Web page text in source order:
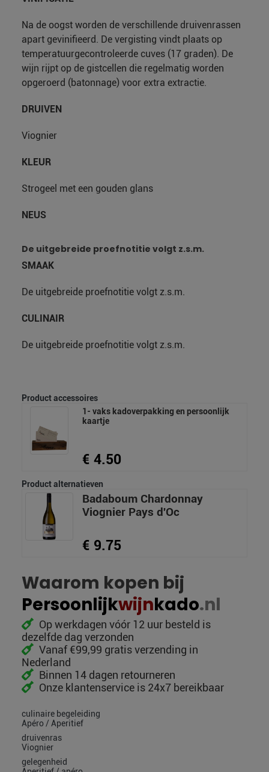
Na de oogst worden de verschillende druivenrassen
apart gevinifieerd. De vergisting vindt plaats op
temperatuurgecontroleerde cuves (17 graden). De
wijn rijpt op de gistcellen die regelmatig worden
opgeroerd (batonnage) voor extra extractie.
DRUIVEN
Viognier
KLEUR
Strogeel met een gouden glans
NEUS
De uitgebreide proefnotitie volgt z.s.m.
SMAAK
De uitgebreide proefnotitie volgt z.s.m.
CULINAIR
De uitgebreide proefnotitie volgt z.s.m.
Product accessoires
1- vaks kadoverpakking en persoonlijk
kaartje
€ 4.50
Product alternatieven
Badaboum Chardonnay
Viognier Pays d'Oc
€ 9.75
Waarom kopen bij
Persoonlijkwijnkado.nl
Op werkdagen vóór 12 uur besteld is
dezelfde dag verzonden
Vanaf €99,99 gratis verzending in
Nederland
Binnen 14 dagen retourneren
Onze klantenservice is 24x7 bereikbaar
culinaire begeleiding
Apéro / Aperitief
druivenras
Viognier
gelegenheid